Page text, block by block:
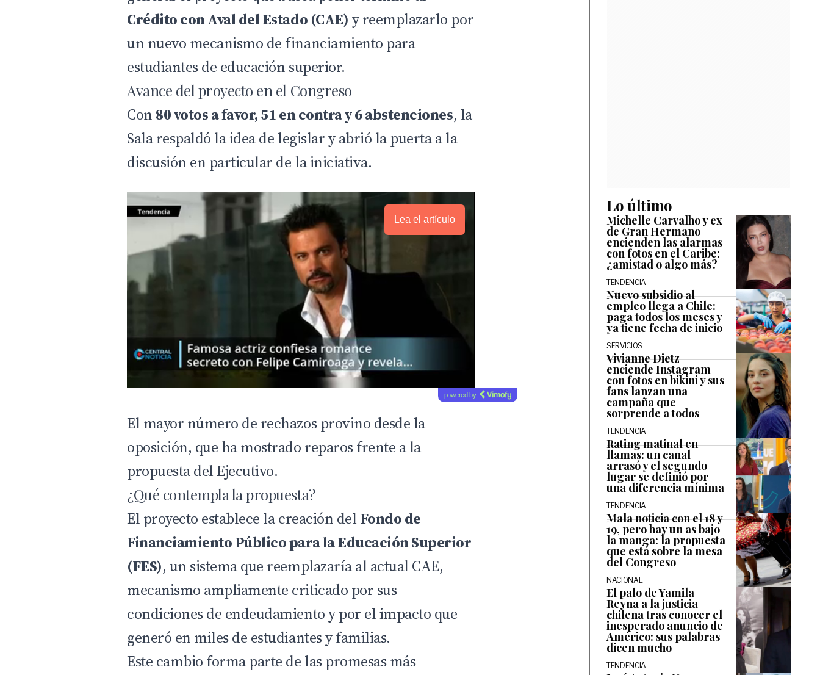
Crédito con Aval del Estado (CAE) y reemplazarlo por
un nuevo mecanismo de financiamiento para
estudiantes de educación superior.
Avance del proyecto en el Congreso
Con 80 votos a favor, 51 en contra y 6 abstenciones, la
Sala respaldó la idea de legislar y abrió la puerta a la
discusión en particular de la iniciativa.
Lea el artículo
powered by
El mayor número de rechazos provino desde la
oposición, que ha mostrado reparos frente a la
propuesta del Ejecutivo.
¿Qué contempla la propuesta?
El proyecto establece la creación del Fondo de
Financiamiento Público para la Educación Superior
(FES), un sistema que reemplazaría al actual CAE,
mecanismo ampliamente criticado por sus
condiciones de endeudamiento y por el impacto que
generó en miles de estudiantes y familias.
Este cambio forma parte de las promesas más
Lo último
Michelle Carvalho y ex
de Gran Hermano
encienden las alarmas
con fotos en el Caribe:
¿amistad o algo más?
TENDENCIA
Nuevo subsidio al
empleo llega a Chile:
paga todos los meses y
ya tiene fecha de inicio
SERVICIOS
Vivianne Dietz
enciende Instagram
con fotos en bikini y sus
fans lanzan una
campaña que
sorprende a todos
TENDENCIA
Rating matinal en
llamas: un canal
arrasó y el segundo
lugar se definió por
una diferencia mínima
TENDENCIA
Mala noticia con el 18 y
19, pero hay un as bajo
la manga: la propuesta
que está sobre la mesa
del Congreso
NACIONAL
El palo de Yamila
Reyna a la justicia
chilena tras conocer el
inesperado anuncio de
Américo: sus palabras
dicen mucho
TENDENCIA